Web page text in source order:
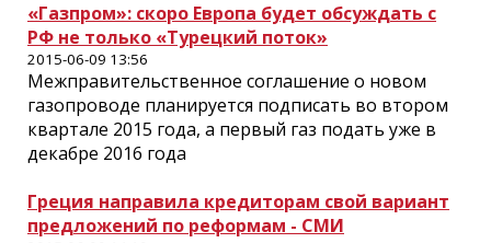
«Газпром»: скоро Европа будет обсуждать с
РФ не только «Турецкий поток»
2015-06-09 13:56
Межправительственное соглашение о новом
газопроводе планируется подписать во втором
квартале 2015 года, а первый газ подать уже в
декабре 2016 года
Греция направила кредиторам свой вариант
предложений по реформам - СМИ